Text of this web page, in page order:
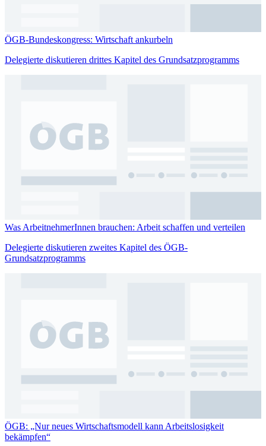
ÖGB-Bundeskongress: Wirtschaft ankurbeln
Delegierte diskutieren drittes Kapitel des Grundsatzprogramms
Was ArbeitnehmerInnen brauchen: Arbeit schaffen und verteilen
Delegierte diskutieren zweites Kapitel des ÖGB-
Grundsatzprogramms
ÖGB: „Nur neues Wirtschaftsmodell kann Arbeitslosigkeit
bekämpfen“